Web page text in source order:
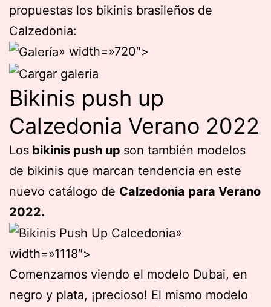
propuestas los bikinis brasileños de
Calzedonia:
» width=»720″>
Bikinis push up
Calzedonia Verano 2022
Los bikinis push up son también modelos
de bikinis que marcan tendencia en este
nuevo catálogo de Calzedonia para Verano
2022.
»
width=»1118″>
Comenzamos viendo el modelo Dubai, en
negro y plata, ¡precioso! El mismo modelo